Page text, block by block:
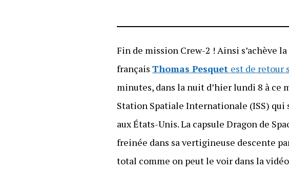
Fin de mission Crew-2 ! Ainsi s’achève
françaisThomas Pesquet est de retour
minutes, dans la nuit d’hier lundi 8 à ce
Station Spatiale Internationale (ISS) qui
aux États-Unis. La capsule Dragon de
freinée dans sa vertigineuse descente
total comme on peut le voir dans la